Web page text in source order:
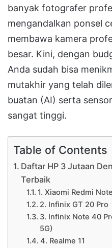
banyak fotografer
mengandalkan ponsel
membawa kamera
besar. Kini, dengan
Anda sudah bisa
mutakhir yang telah
buatan (AI) serta
sangat tinggi.
Table of Contents
Daftar HP 3 Jutaan
Terbaik
1. Xiaomi Redmi
2. Infinix GT 20 Pro
3. Infinix Note 40
5G)
4. Realme 11